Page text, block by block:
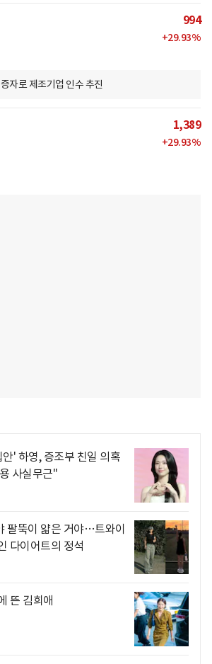
994
+29.93%
자로 제조기업 인수 추진
1,389
+29.93%
' 하영, 증조부 친일 의혹
사실무근"
팔뚝이 얇은 거야…트와이
다이어트의 정석
뜬 김희애